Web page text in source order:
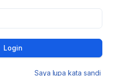
Login
Saya lupa kata sandi